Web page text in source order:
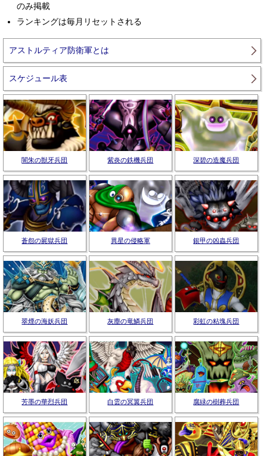
のみ掲載
ランキングは毎月リセットされる
アストルティア防衛軍とは
スケジュール表
闇朱の獣牙兵団 紫炎の鉄機兵団 深碧の造魔兵団
蒼怨の屍獄兵団 異星の侵略軍 銀甲の凶蟲兵団
翠煙の海妖兵団 灰塵の竜鱗兵団 彩虹の粘塊兵団
芳墨の華烈兵団 白雲の冥翼兵団 腐緑の樹葬兵団